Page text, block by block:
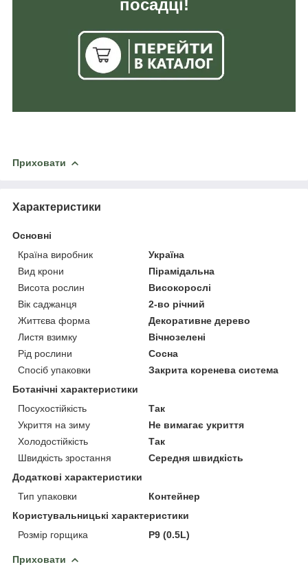
посадці!
Приховати
Характеристики
Основні
Країна виробник
Україна
Вид крони
Пірамідальна
Висота рослин
Високорослі
Вік саджанця
2-во річний
Життєва форма
Декоративне дерево
Листя взимку
Вічнозелені
Рід рослини
Сосна
Спосіб упаковки
Закрита коренева система
Ботанічні характеристики
Посухостійкість
Так
Укриття на зиму
Не вимагає укриття
Холодостійкість
Так
Швидкість зростання
Середня швидкість
Додаткові характеристики
Тип упаковки
Контейнер
Користувальницькі характеристики
Розмір горщика
P9 (0.5L)
Приховати